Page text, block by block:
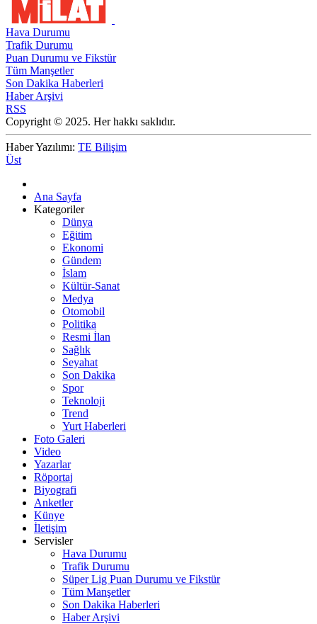
Hava Durumu
Trafik Durumu
Puan Durumu ve Fikstür
Tüm Manşetler
Son Dakika Haberleri
Haber Arşivi
RSS
Copyright © 2025. Her hakkı saklıdır.
Haber Yazılımı: TE Bilişim
Üst
Ana Sayfa
Kategoriler
Dünya
Eğitim
Ekonomi
Gündem
İslam
Kültür-Sanat
Medya
Otomobil
Politika
Resmi İlan
Sağlık
Seyahat
Son Dakika
Spor
Teknoloji
Trend
Yurt Haberleri
Foto Galeri
Video
Yazarlar
Röportaj
Biyografi
Anketler
Künye
İletişim
Servisler
Hava Durumu
Trafik Durumu
Süper Lig Puan Durumu ve Fikstür
Tüm Manşetler
Son Dakika Haberleri
Haber Arşivi